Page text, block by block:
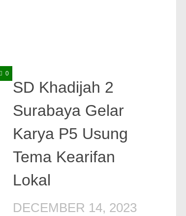
0
SD Khadijah 2
Surabaya Gelar
Karya P5 Usung
Tema Kearifan
Lokal
DECEMBER 14, 2023